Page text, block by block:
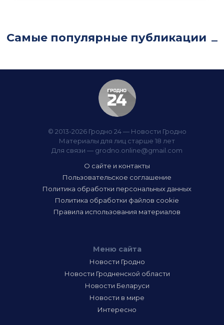
Самые популярные публикации
© 2013-2026 Гродно 24 — Новости Гродно
Материалы для лиц старше 18 лет
Для связи — grodno.online@gmail.com
О сайте и контакты
Пользовательское соглашение
Политика обработки персональных данных
Политика обработки файлов cookie
Правила использования материалов
Меню сайта
Новости Гродно
Новости Гродненской области
Новости Беларуси
Новости в мире
Интересно